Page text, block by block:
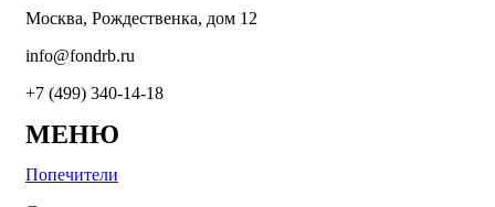
Москва, Рождественка, дом 12
info@fondrb.ru
+7 (499) 340-14-18
МЕНЮ
Попечители